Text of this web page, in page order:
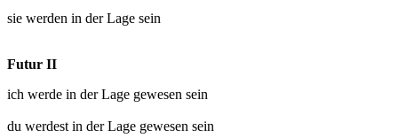
sie werden in der Lage sein
Futur II
ich werde in der Lage gewesen sein
du werdest in der Lage gewesen sein